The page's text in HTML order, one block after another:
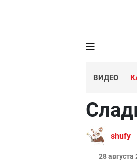
ВИДЕО
shufy
28 августа